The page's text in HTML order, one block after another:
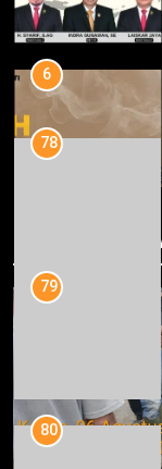
6
Trending
78
79
80